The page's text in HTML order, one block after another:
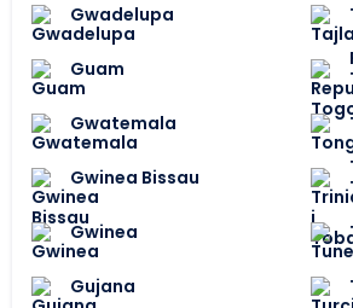
Gwadelupa
Guam
Gwatemala
Gwinea Bissau
Gwinea
Gujana